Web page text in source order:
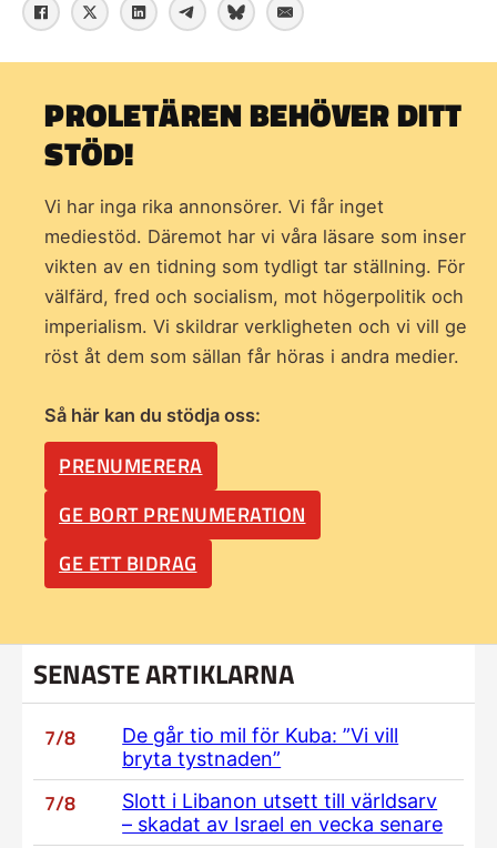
PROLETÄREN BEHÖVER DITT
STÖD!
Vi har inga rika annonsörer. Vi får inget
mediestöd. Däremot har vi våra läsare som inser
vikten av en tidning som tydligt tar ställning. För
välfärd, fred och socialism, mot högerpolitik och
imperialism. Vi skildrar verkligheten och vi vill ge
röst åt dem som sällan får höras i andra medier.
Så här kan du stödja oss:
PRENUMERERA
GE BORT PRENUMERATION
GE ETT BIDRAG
SENASTE ARTIKLARNA
7/8
De går tio mil för Kuba: ”Vi vill
bryta tystnaden”
7/8
Slott i Libanon utsett till världsarv
– skadat av Israel en vecka senare